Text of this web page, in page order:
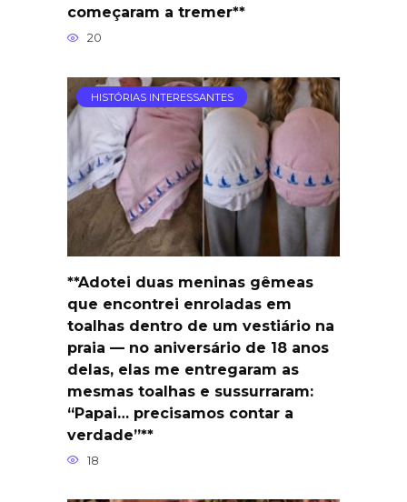
começaram a tremer**
20
HISTÓRIAS INTERESSANTES
**Adotei duas meninas gêmeas
que encontrei enroladas em
toalhas dentro de um vestiário na
praia — no aniversário de 18 anos
delas, elas me entregaram as
mesmas toalhas e sussurraram:
“Papai… precisamos contar a
verdade”**
18